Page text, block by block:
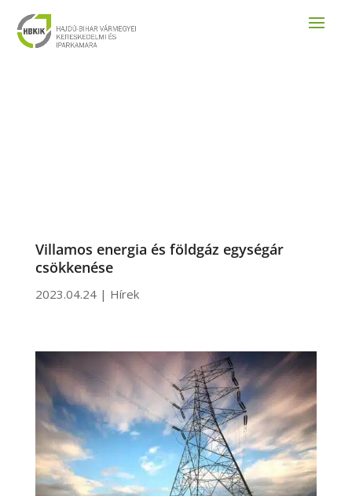
Villamos energia és földgáz egységár
csökkenése
2023.04.24| Hírek